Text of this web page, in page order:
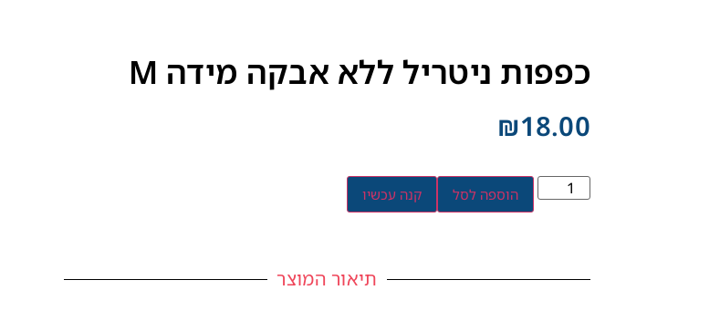
כפפות ניטריל ללא אבקה מידה M
₪18.00
הוספה לסל קנה עכשיו
תיאור המוצר